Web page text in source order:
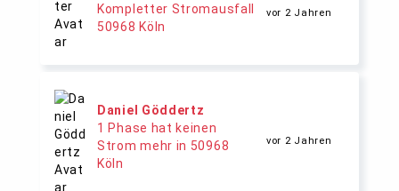
Kompletter Stromausfall
50968 Köln
vor 2 Jahren
Daniel Göddertz
1 Phase hat keinen
Strom mehr in 50968
Köln
vor 2 Jahren